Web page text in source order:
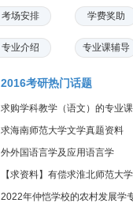
考场安排 学费奖助
专业介绍 专业课辅导
2016考研热门话题
求购学科教学（语文）的专业
求海南师范大学文学真题资料
外外国语言学及应用语言学
【求资料】有偿求淮北师范大
2022年仲恺学校的农村发展学